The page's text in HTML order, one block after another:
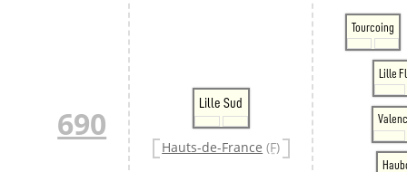
690
Lille Sud
Hauts-de-France (F)
Tourcoing
Lille